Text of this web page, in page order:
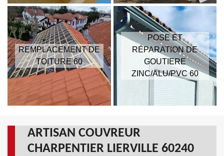
REMPLACEMENT DE
TOITURE 60
POSE ET
RÉPARATION DE
GOUTIERE
ZINC/ALU/PVC 60
ARTISAN COUVREUR
CHARPENTIER LIERVILLE 60240